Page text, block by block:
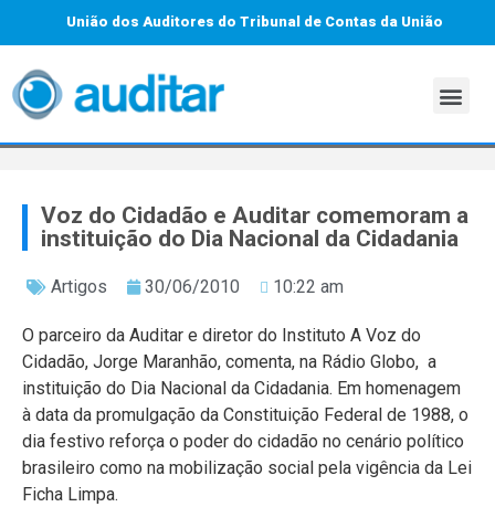
União dos Auditores do Tribunal de Contas da União
Voz do Cidadão e Auditar comemoram a
instituição do Dia Nacional da Cidadania
Artigos 30/06/2010 10:22 am
O parceiro da Auditar e diretor do Instituto A Voz do
Cidadão, Jorge Maranhão, comenta, na Rádio Globo, a
instituição do Dia Nacional da Cidadania. Em homenagem
à data da promulgação da Constituição Federal de 1988, o
dia festivo reforça o poder do cidadão no cenário político
brasileiro como na mobilização social pela vigência da Lei
Ficha Limpa.